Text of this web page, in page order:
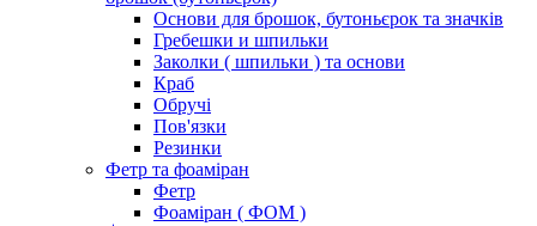
Основи для брошок, бутоньєрок та значків
Гребешки и шпильки
Заколки ( шпильки ) та основи
Краб
Обручі
Пов'язки
Резинки
Фетр та фоаміран
Фетр
Фоаміран ( ФОМ )